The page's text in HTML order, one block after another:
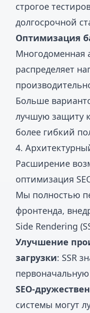
строгое
долгосрочной
Оптимизация
Многодоменная
распределяет
Больше
лучшую защиту
более гибкий
4.
Расширение
оптимизация
Мы полностью
фронтенда,
Side Rendering
Улучшение
загрузки: SSR
SEO-
системы могут